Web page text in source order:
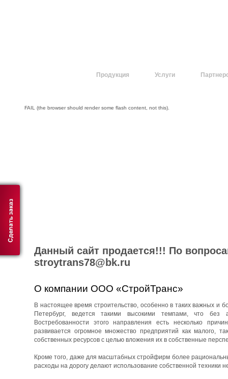
Продукция Услуги
FAIL (the browser should render some flash content, not this).
Данный сайт продается!!! По
stroytrans78@bk.ru
О компании ООО «СтройТранс»
В настоящее время строительство, особенно в таких важных и
Петербург, ведется такими высокими темпами, что без
Востребованности этого направления есть несколько
развивается огромное множество предприятий как малого,
собственных ресурсов с целью вложения их в собственные
Кроме того, даже для масштабных стройфирм более
расходы на дорогу делают использование собственной техники